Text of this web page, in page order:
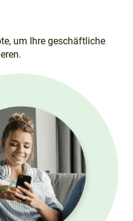
um Ihre geschäftliche